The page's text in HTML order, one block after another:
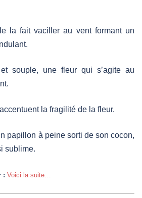
la fait vaciller au vent formant un
souple, une fleur qui s’agite au
la fragilité de la fleur.
papillon à peine sorti de son cocon,
sublime.
: Voici la suite…